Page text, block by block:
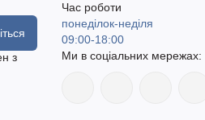
з
Час роботи
понеділок-неділя
09:00-18:00
Ми в соціальних мережах: